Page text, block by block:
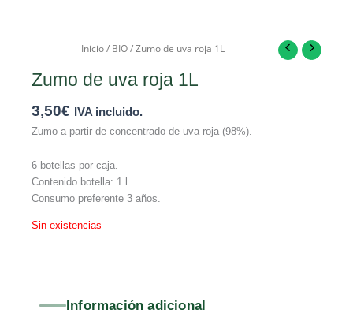
Inicio/ BIO/ Zumo de uva roja 1L
Zumo de uva roja 1L
3,50€ IVA incluido.
Zumo a partir de concentrado de uva roja (98%).
6 botellas por caja.
Contenido botella: 1 l.
Consumo preferente 3 años.
Sin existencias
Información adicional